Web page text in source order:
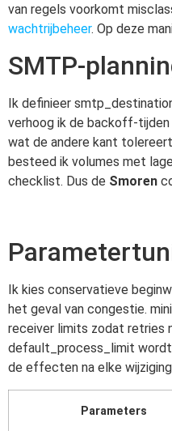
van regels voorkomt
wachtrijbeheer. Op deze
SMTP-
Ik definieer
verhoog ik de backoff-
wat de andere kant
besteed ik volumes met
checklist. Dus de Smoren
Ik kies conservatieve
het geval van congestie.
receiver limits zodat retries
default_process_limit wordt
de effecten na elke
Parameters